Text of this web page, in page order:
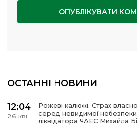
ОСТАННІ НОВИНИ
12:04
26 кві
Рожеві калюжі. Страх
серед невидимої
ліквідатора ЧАЕС Михайла